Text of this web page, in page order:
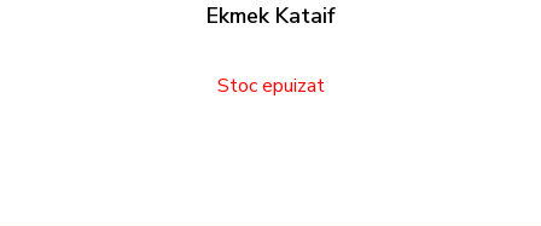
Ekmek Kataif
Stoc epuizat